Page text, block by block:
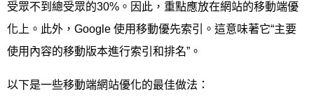
受眾不到總受眾的30%。因此，重點應放在網站的移動端優
化上。此外，Google 使用移動優先索引。這意味著它“主要
使用內容的移動版本進行索引和排名”。
以下是一些移動端網站優化的最佳做法：